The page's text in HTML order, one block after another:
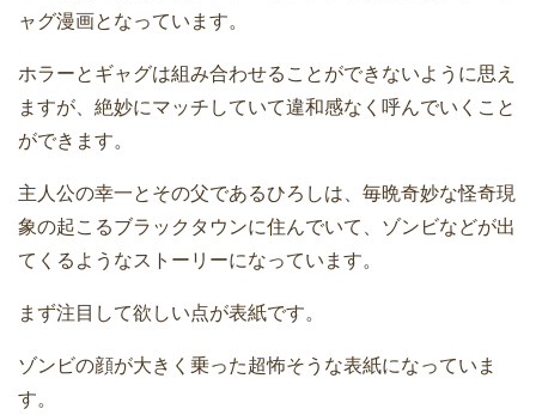
ャグ漫画となっています。
ホラーとギャグは組み合わせることができないように思え
ますが、絶妙にマッチしていて違和感なく呼んでいくこと
ができます。
主人公の幸一とその父であるひろしは、毎晩奇妙な怪奇現
象の起こるブラックタウンに住んでいて、ゾンビなどが出
てくるようなストーリーになっています。
まず注目して欲しい点が表紙です。
ゾンビの顔が大きく乗った超怖そうな表紙になっていま
す。